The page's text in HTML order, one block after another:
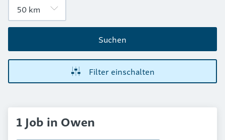
Suchen
Filter einschalten
1 Job in Owen